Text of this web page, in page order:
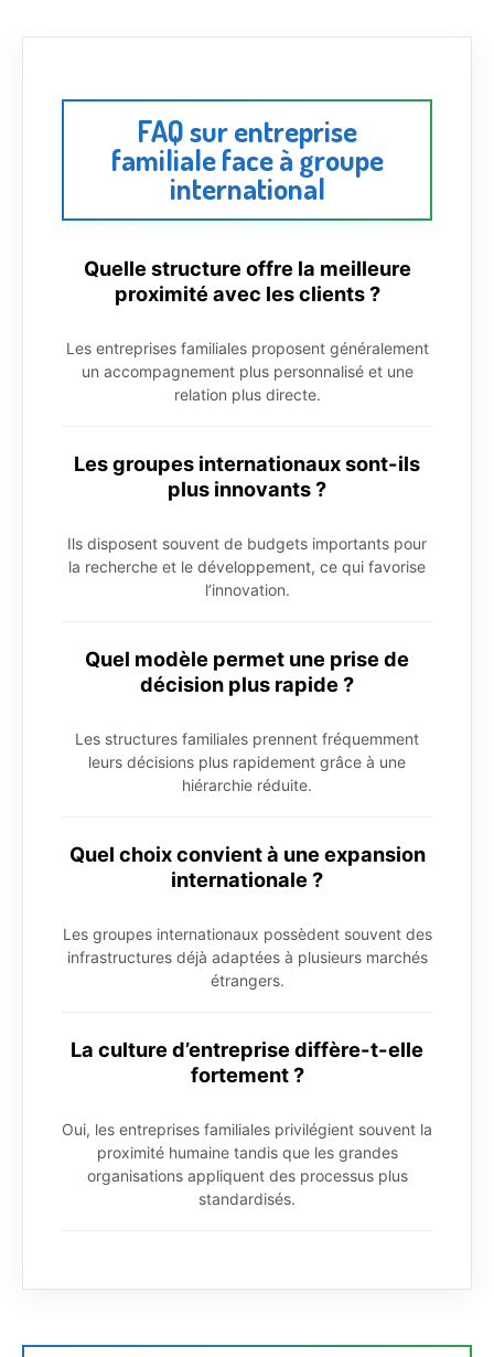
FAQ sur entreprise
familiale face à groupe
international
Quelle structure offre la meilleure
proximité avec les clients ?
Les entreprises familiales proposent généralement
un accompagnement plus personnalisé et une
relation plus directe.
Les groupes internationaux sont-ils
plus innovants ?
Ils disposent souvent de budgets importants pour
la recherche et le développement, ce qui favorise
l’innovation.
Quel modèle permet une prise de
décision plus rapide ?
Les structures familiales prennent fréquemment
leurs décisions plus rapidement grâce à une
hiérarchie réduite.
Quel choix convient à une expansion
internationale ?
Les groupes internationaux possèdent souvent des
infrastructures déjà adaptées à plusieurs marchés
étrangers.
La culture d’entreprise diffère-t-elle
fortement ?
Oui, les entreprises familiales privilégient souvent la
proximité humaine tandis que les grandes
organisations appliquent des processus plus
standardisés.